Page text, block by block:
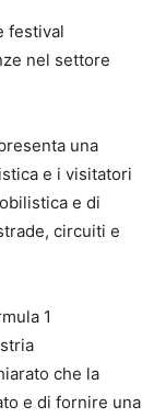
festival
nel settore
una
e i visitatori
e di
circuiti e
1
che la
e di fornire una